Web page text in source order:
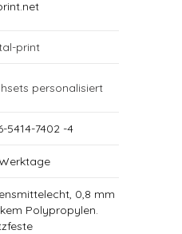
print
personalisiert
5414-7402 -4
0,8 mm
Polypropylen.